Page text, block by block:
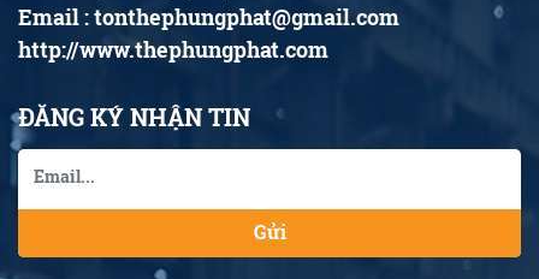
Email : tonthephungphat@gmail.com
http://www.thephungphat.com
ĐĂNG KÝ NHẬN TIN
Gửi